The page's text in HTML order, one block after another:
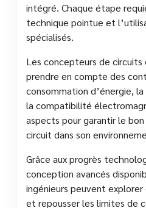
intégré. Chaque étape
technique pointue et
spécialisés.
Les concepteurs de
prendre en compte des
consommation d’énergie,
la compatibilité
aspects pour garantir le
circuit dans son
Grâce aux progrès
conception avancés
ingénieurs peuvent
et repousser les limites de